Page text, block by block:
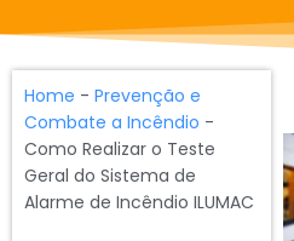
Home - Prevenção e
Combate a Incêndio -
Como Realizar o Teste
Geral do Sistema de
Alarme de Incêndio ILUMAC